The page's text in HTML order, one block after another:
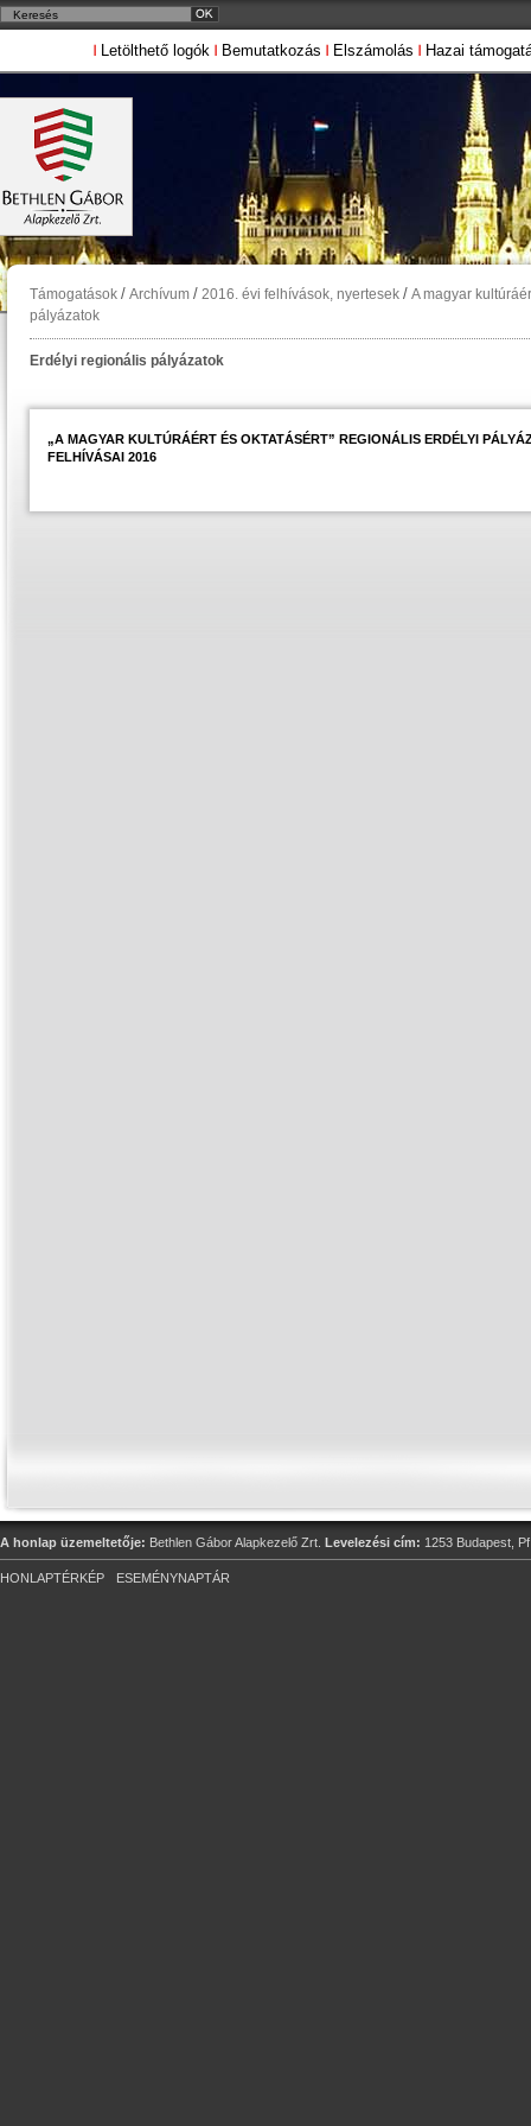
Letölthető logók Bemutatkozás Elszámolás Hazai
Támogatások / Archívum / 2016. évi felhívások, nyertesek / A magyar
pályázatok
Erdélyi regionális pályázatok
„A MAGYAR KULTÚRÁÉRT ÉS OKTATÁSÉRT” REGIONÁLIS ERDÉLYI
FELHÍVÁSAI 2016
A honlap üzemeltetője: Bethlen Gábor Alapkezelő Zrt. Levelezési cím: 1253 Budapest,
HONLAPTÉRKÉP ESEMÉNYNAPTÁR